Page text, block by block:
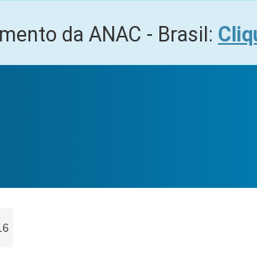
da ANAC - Brasil: